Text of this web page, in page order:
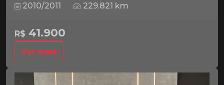
2010/2011 229.821 km
R$ 41.900
Ver mais